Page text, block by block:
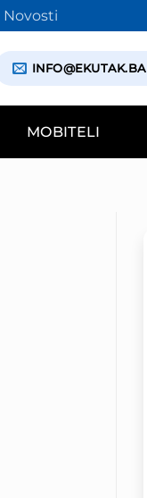
Novosti
INFO@EKUTAK.BA
MOBITELI